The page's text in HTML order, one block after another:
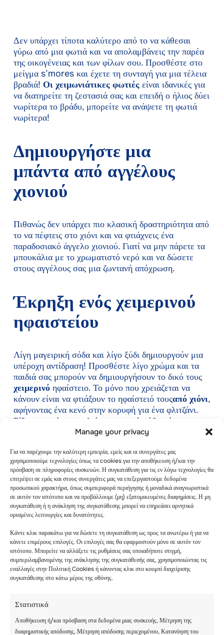
Manage your privacy
Για να παρέχουμε την καλύτερη εμπειρία, εμείς και οι συνεργάτες μας
χρησιμοποιούμε τεχνολογίες όπως τα cookies για την αποθήκευση ή/και την
πρόσβαση σε πληροφορίες συσκευών. Η συγκατάθεση για τις εν λόγω τεχνολογίες θα
επιτρέψει σε εμάς και στους συνεργάτες μας να επεξεργαστούμε δεδομένα
προσωπικού χαρακτήρα, όπως συμπεριφορά περιήγησης ή μοναδικά αναγνωριστικά
σε αυτόν τον ιστότοπο και να προβάλλουμε (μη) εξατομικευμένες διαφημίσεις. Η μη
συγκατάθεση ή η ανάκληση της συγκατάθεσης μπορεί να επηρεάσει αρνητικά
ορισμένες λειτουργίες και δυνατότητες.
Κάντε κλικ παρακάτω για να δώσετε τη συγκατάθεση ως προς τα ανωτέρω ή για να
κάνετε επιμέρους επιλογές. Οι επιλογές σας θα εφαρμοστούν μόνο σε αυτόν τον
ιστότοπο. Μπορείτε να αλλάξετε τις ρυθμίσεις σας οποιαδήποτε στιγμή,
συμπεριλαμβανομένης της ανάκλησης της συγκατάθεσής σας, χρησιμοποιώντας τις
εναλλαγές στην Πολιτική Cookies ή κάνοντας κλικ στο κουμπί διαχείρισης
συγκατάθεσης στο κάτω μέρος της οθόνης.
Στατιστικά
Αποθήκευση ή/και πρόσβαση στα δεδομένα μιας συσκευής, Μέτρηση της
διαφημιστικής απόδοσης, Μέτρηση απόδοσης περιεχομένου, Κατανόηση του
Δεν υπάρχει τίποτα καλύτερο από το να κάθεσαι
γύρω από μια φωτιά και να απολαμβάνεις την παρέα
της οικογένειας και των φίλων σου. Προσθέστε στο
μείγμα s’mores και έχετε τη συνταγή για μια τέλεια
βραδιά! Οι χειμωνιάτικες φωτιέςείναι ιδανικές για
να διατηρείτε τη ζεστασιά σας και επειδή ο ήλιος δύει
νωρίτερα το βράδυ, μπορείτε να ανάψετε τη φωτιά
νωρίτερα!
Δημιουργήστε μια
μπάντα από αγγέλους
χιονιού
Πιθανώς δεν υπάρχει πιο κλασική δραστηριότητα από
το να πέφτεις στο χιόνι και να φτιάχνεις ένα
παραδοσιακό άγγελο χιονιού. Γιατί να μην πάρετε τα
μπουκάλια με το χρωματιστό νερό και να δώσετε
στους αγγέλους σας μια ζωντανή απόχρωση.
Έκρηξη ενός χειμερινού
ηφαιστείου
Λίγη μαγειρική σόδα και λίγο ξύδι δημιουργούν μια
υπέροχη αντίδραση! Προσθέστε λίγο χρώμα και τα
παιδιά σας μπορούν να δημιουργήσουν το δικό τους
χειμερινόηφαίστειο. Το μόνο που χρειάζεται να
κάνουν είναι να φτιάξουν το ηφαίστειό τουςαπό χιόνι,
αφήνοντας ένα κενό στην κορυφή για ένα φλιτζάνι.
Ρίξτε μερικές κουταλιές μαγειρική σόδα μέσα στο
φλιτζάνι, μαζί με λίγο χρώμα τροφίμων. Πυκνώστε τη
προσθέσετε το ξύδι! “Το καλύτερο με έναηφαίστειο
χιονιούείναι ότι είναι γρήγορο και εύκολο να
φτιάξετε ένα καινούργιο – δεν χρειάζεται να ξοδέψετε
χρόνο για να φτιάξετε ένα ηφαίστειο από χάρτινο
ματσέ που θα χρησιμοποιηθεί μόνο μία φορά”, εξηγεί
ο Derrick, συγγραφέας στοStateOfWritingκαι στο
EssayRoo.
Συμπέρασμα
Υπάρχει άφθονη διασκέδαση παντού για να
κρατήσετε τα παιδιά σας απασχολημένα
μαζί ως οικογένεια, είτε στέλνετε τα παιδιά στις δικές
τους περιπέτειες, αξιοποιήστε στο έπακρο αυτή την
όμορφη εποχή.